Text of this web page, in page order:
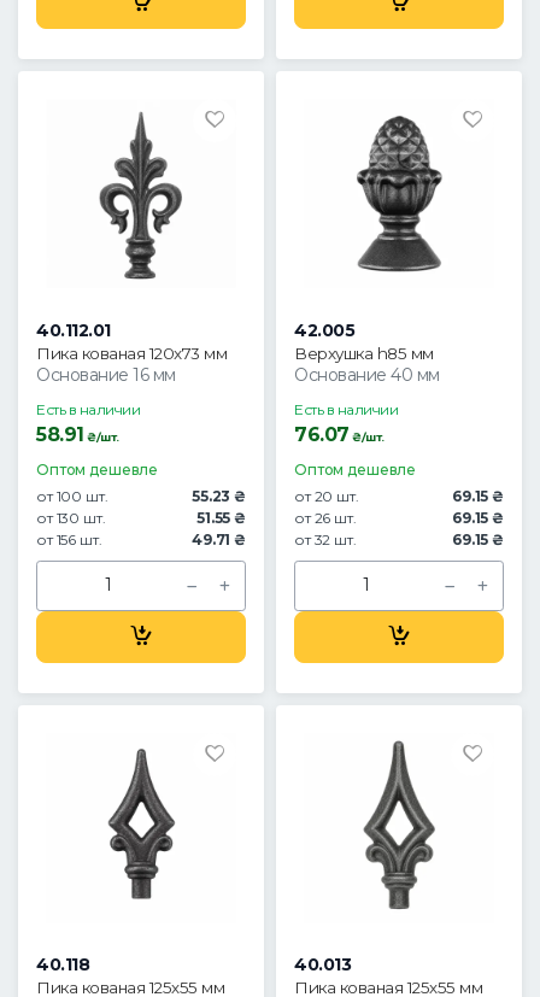
40.112.01
Пика кованая 120x73 мм
Основание 16 мм
Есть в наличии
58.91 ₴/шт.
Оптом дешевле
от 100 шт.
55.23 ₴
от 130 шт.
51.55 ₴
от 156 шт.
49.71 ₴
42.005
Верхушка h85 мм
Основание 40 мм
Есть в наличии
76.07 ₴/шт.
Оптом дешевле
от 20 шт.
69.15 ₴
от 26 шт.
69.15 ₴
от 32 шт.
69.15 ₴
40.118
Пика кованая 125х55 мм
40.013
Пика кованая 125х55 мм